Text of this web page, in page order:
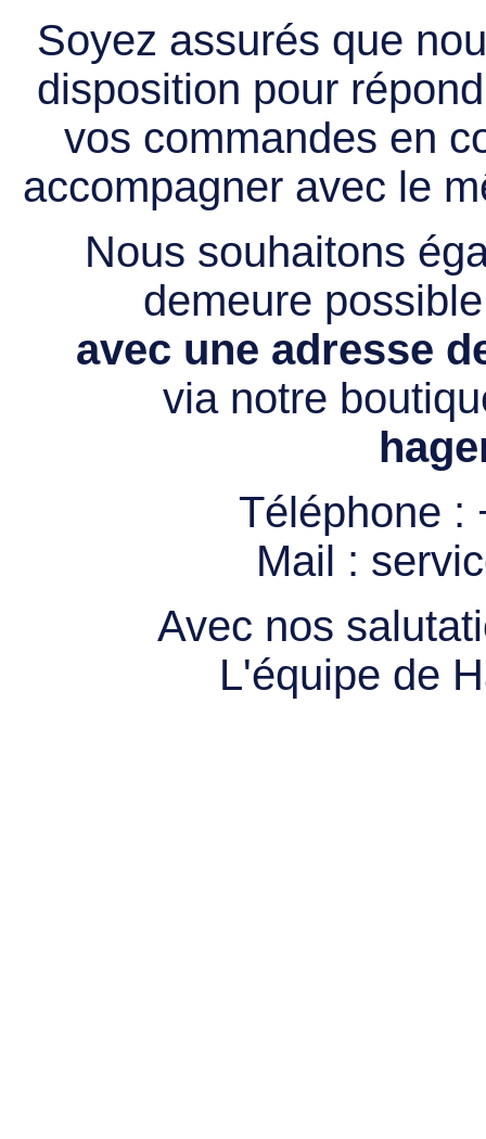
Soyez assurés que
disposition pour
vos commandes en
accompagner avec le
Nous souhaitons
demeure
avec une adresse
via notre
Téléphone :
Mail :
Avec nos
L'équipe de